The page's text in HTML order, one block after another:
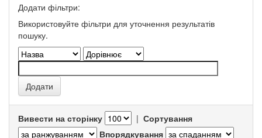
Додати фільтри:
Використовуйте фільтри для уточнення результатів
пошуку.
Вивести на сторінку | Сортування
Впорядкування